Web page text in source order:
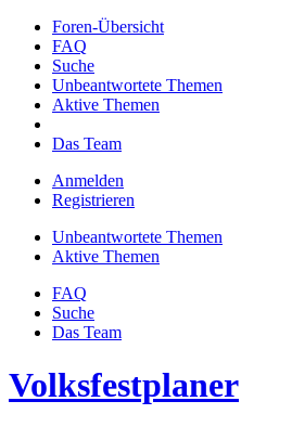
Foren-Übersicht
FAQ
Suche
Unbeantwortete Themen
Aktive Themen
Das Team
Anmelden
Registrieren
Unbeantwortete Themen
Aktive Themen
FAQ
Suche
Das Team
Volksfestplaner